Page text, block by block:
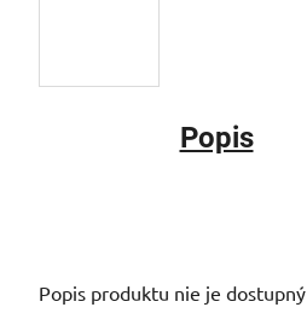
Popis
Popis produktu nie je dostupný